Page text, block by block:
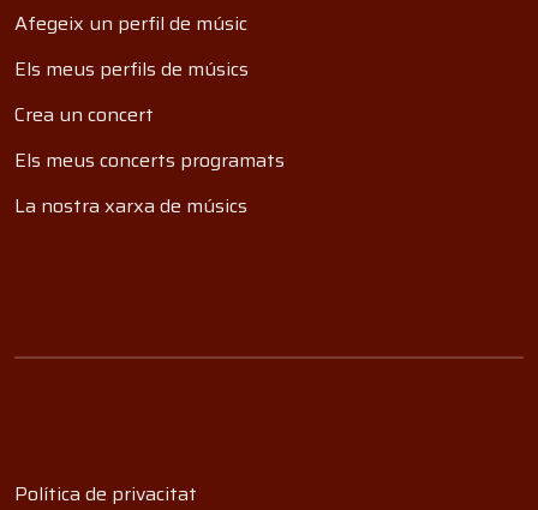
Afegeix un perfil de músic
Els meus perfils de músics
Crea un concert
Els meus concerts programats
La nostra xarxa de músics
Política de privacitat